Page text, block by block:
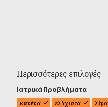
Περισσότερες επιλογές
Ιατρικά Προβλήματα
κανένα ελάχιστα λίγα